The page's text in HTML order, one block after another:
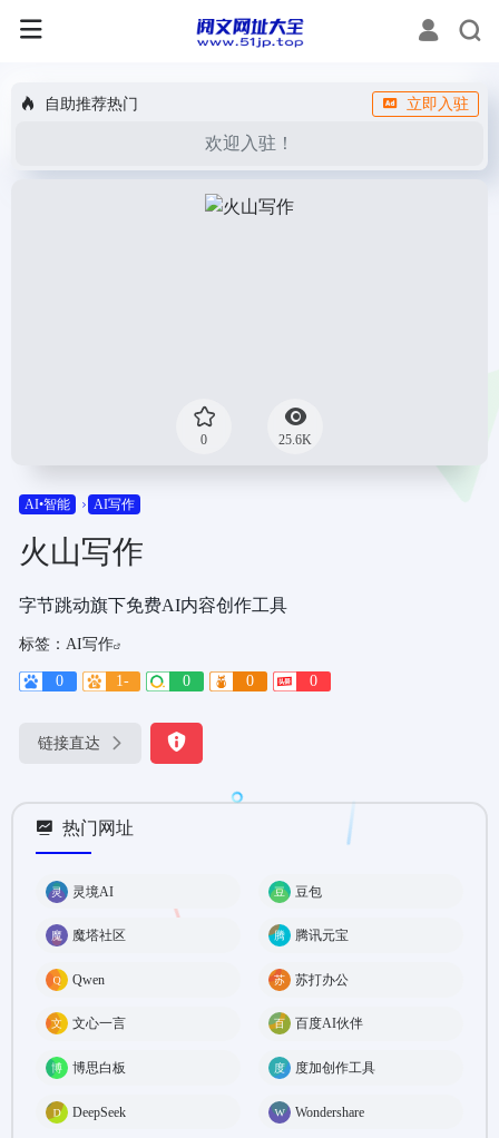
自助推荐热门 立即入驻
欢迎入驻！
0 25.6K
AI•智能 AI写作
火山写作
字节跳动旗下免费AI内容创作工具
标签： AI写作
0 1- 0 0 0
链接直达
热门网址
灵境AI 豆包
魔塔社区 腾讯元宝
Qwen 苏打办公
文心一言 百度AI伙伴
博思白板 度加创作工具
DeepSeek Wondershare